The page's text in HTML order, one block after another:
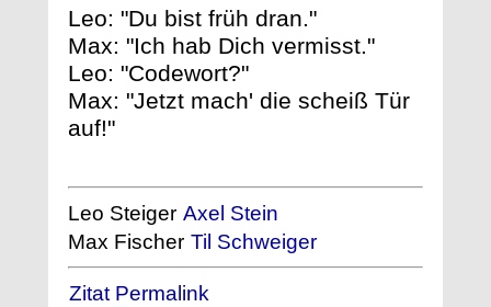
Leo: "Du bist früh dran."
Max: "Ich hab Dich vermisst."
Leo: "Codewort?"
Max: "Jetzt mach' die scheiß Tür
auf!"
Leo Steiger Axel Stein
Max Fischer Til Schweiger
Zitat Permalink